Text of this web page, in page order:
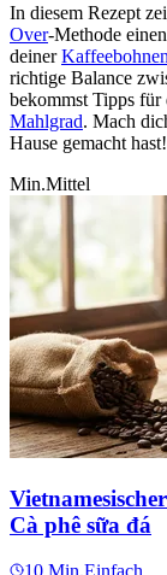
In diesem Rezept
Over-Methode
deinerKaffeebohnen
richtige Balance
bekommst Tipps
Mahlgrad. Mach
Hause gemacht hast!
Min.Mittel
Cà phê sữa đá